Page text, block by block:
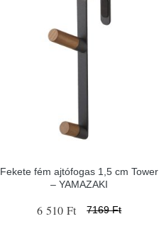
Fekete fém ajtófogas 1,5 cm Tower
– YAMAZAKI
6 510 Ft 7169 Ft